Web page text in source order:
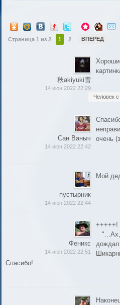
Страница 1 из 2 1 2 ВПЕРЕД
秋akiyuki雪
14 июн 2022 22:29
Человек
Сан Ваныч
14 июн 2022 22:42
очень
пустырник
14 июн 2022 22:44
Мой
Феникс
14 июн 2022 22:51
+++++!
"...Ах,
Спасибо!